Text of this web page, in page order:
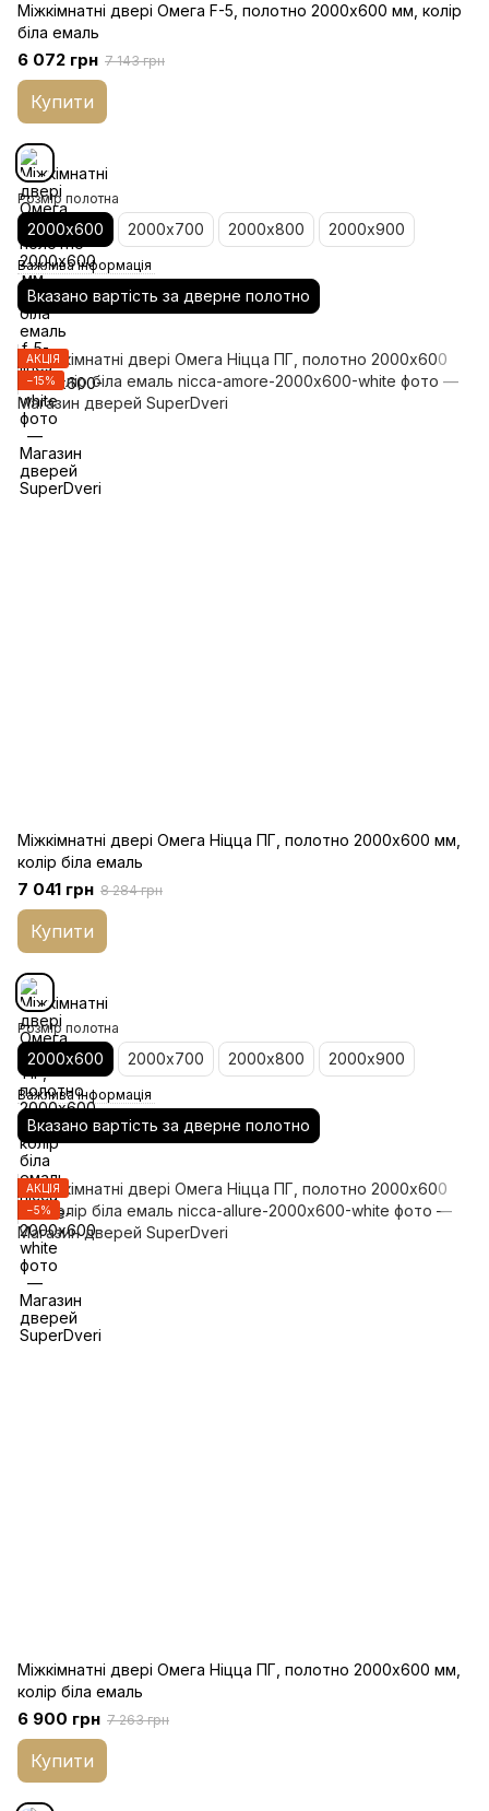
Міжкімнатні двері Омега F-5, полотно 2000х600 мм, колір
біла емаль
6 072 грн 7 143 грн
Купити
Розмір полотна
2000х600 2000х700 2000х800 2000х900
Важлива інформація
Вказано вартість за дверне полотно
АКЦІЯ
−15%
Міжкімнатні двері Омега Ніцца ПГ, полотно 2000х600 мм,
колір біла емаль
7 041 грн 8 284 грн
Купити
Розмір полотна
2000х600 2000х700 2000х800 2000х900
Важлива інформація
Вказано вартість за дверне полотно
АКЦІЯ
−5%
Міжкімнатні двері Омега Ніцца ПГ, полотно 2000х600 мм,
колір біла емаль
6 900 грн 7 263 грн
Купити